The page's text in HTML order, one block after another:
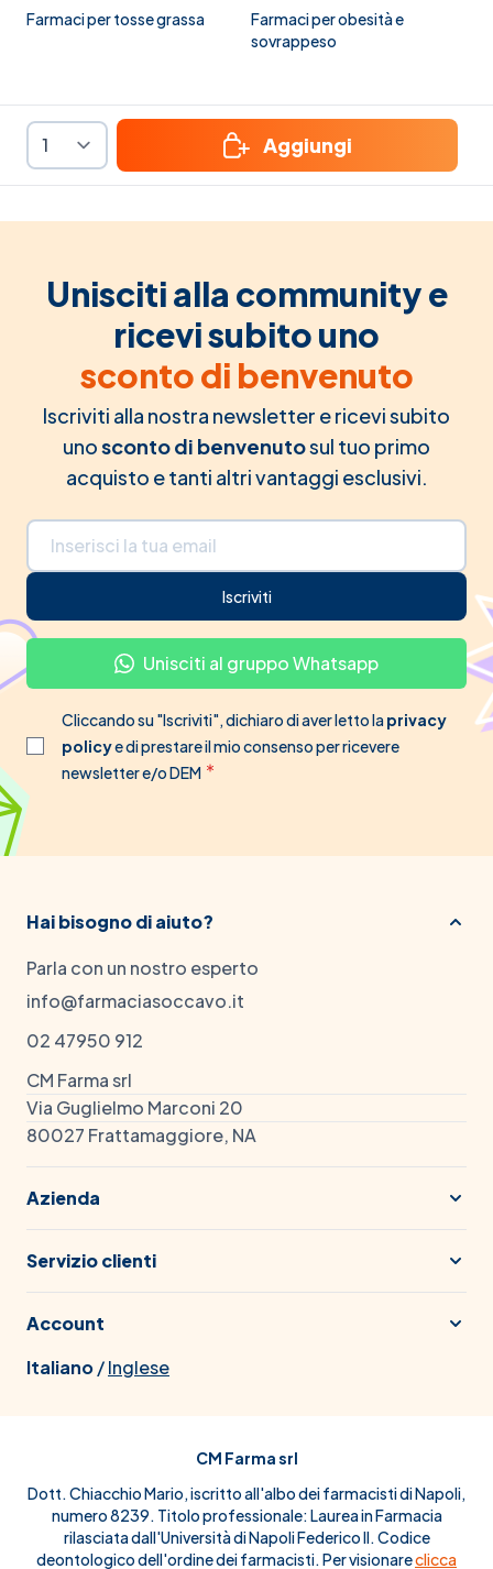
Farmaci per tosse grassa
Farmaci per obesità e
sovrappeso
Aggiungi
Unisciti alla community e
ricevi subito uno
sconto di benvenuto
Iscriviti alla nostra newsletter e ricevi subito
unosconto di benvenutosul tuo primo
acquisto e tanti altri vantaggi esclusivi.
Indirizzo email
Iscriviti
Unisciti al gruppo Whatsapp
Cliccando su "Iscriviti", dichiaro di aver letto laprivacy
policye di prestare il mio consenso per ricevere
newsletter e/o DEM
Hai bisogno di aiuto?
Parla con un nostro esperto
info@farmaciasoccavo.it
02 47950 912
CM Farma srl
Via Guglielmo Marconi 20
80027 Frattamaggiore, NA
Azienda
Servizio clienti
Account
Italiano/Inglese
CM Farma srl
Dott. Chiacchio Mario, iscritto all'albo dei farmacisti di Napoli,
numero 8239. Titolo professionale: Laurea in Farmacia
rilasciata dall'Università di Napoli Federico II. Codice
deontologico dell'ordine dei farmacisti. Per visionareclicca